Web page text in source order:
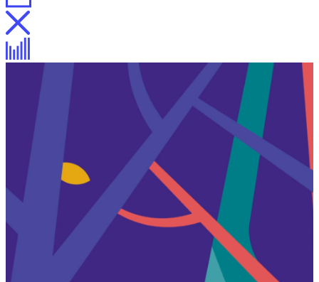
Айдентика
Название и айдентика обувных
магазинов «Ривери»
Описание
Описание
Процесс